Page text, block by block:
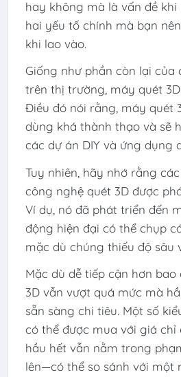
hay không mà là vấn đề khi
hai yếu tố chính mà bạn
khi lao vào.
Giống như phần còn lại của
trên thị trường, máy quét
Điều đó nói rằng, máy quét
dùng khá thành thạo và sẽ
các dự án DIY và ứng dụng
Tuy nhiên, hãy nhớ rằng
công nghệ quét 3D được
Ví dụ, nó đã phát triển đến
động hiện đại có thể chụp
mặc dù chúng thiếu độ sâu
Mặc dù dễ tiếp cận hơn
3D vẫn vượt quá mức mà
sẵn sàng chi tiêu. Một số
có thể được mua với giá chỉ
hầu hết vẫn nằm trong
lên—có thể so sánh với một